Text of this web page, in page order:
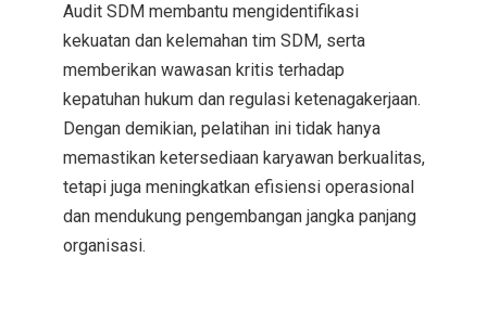
Audit SDM membantu mengidentifikasi
kekuatan dan kelemahan tim SDM, serta
memberikan wawasan kritis terhadap
kepatuhan hukum dan regulasi ketenagakerjaan.
Dengan demikian, pelatihan ini tidak hanya
memastikan ketersediaan karyawan berkualitas,
tetapi juga meningkatkan efisiensi operasional
dan mendukung pengembangan jangka panjang
organisasi.